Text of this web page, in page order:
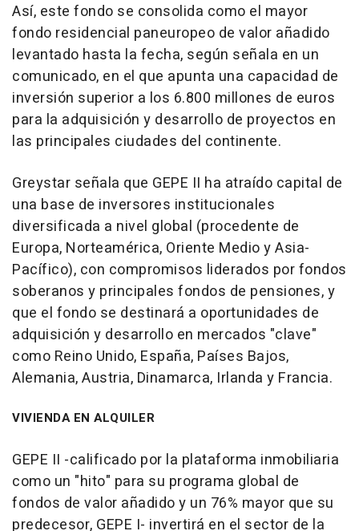
Así, este fondo se consolida como el mayor
fondo residencial paneuropeo de valor añadido
levantado hasta la fecha, según señala en un
comunicado, en el que apunta una capacidad de
inversión superior a los 6.800 millones de euros
para la adquisición y desarrollo de proyectos en
las principales ciudades del continente.
Greystar señala que GEPE II ha atraído capital de
una base de inversores institucionales
diversificada a nivel global (procedente de
Europa, Norteamérica, Oriente Medio y Asia-
Pacífico), con compromisos liderados por fondos
soberanos y principales fondos de pensiones, y
que el fondo se destinará a oportunidades de
adquisición y desarrollo en mercados "clave"
como Reino Unido, España, Países Bajos,
Alemania, Austria, Dinamarca, Irlanda y Francia.
VIVIENDA EN ALQUILER
GEPE II -calificado por la plataforma inmobiliaria
como un "hito" para su programa global de
fondos de valor añadido y un 76% mayor que su
predecesor, GEPE I- invertirá en el sector de la